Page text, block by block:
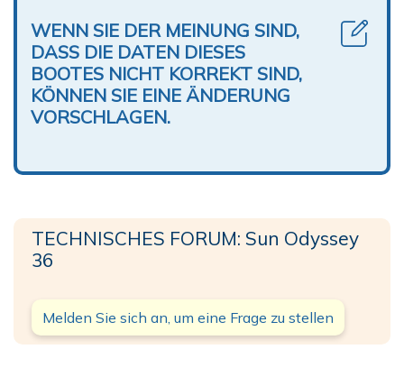
WENN SIE DER MEINUNG SIND,
DASS DIE DATEN DIESES
BOOTES NICHT KORREKT SIND,
KÖNNEN SIE EINE ÄNDERUNG
VORSCHLAGEN.
TECHNISCHES FORUM: Sun Odyssey
36
Melden Sie sich an, um eine Frage zu stellen